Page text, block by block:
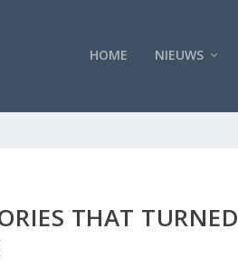
HOME NIEUWS
THAT TURNED